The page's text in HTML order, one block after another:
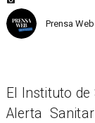
Prensa Web
El Instituto
Alerta